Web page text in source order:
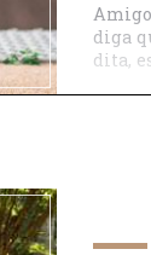
diga
dita,